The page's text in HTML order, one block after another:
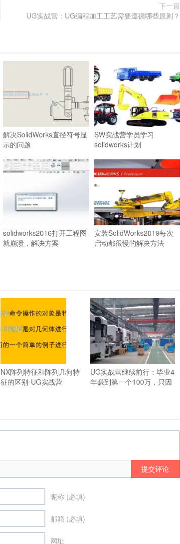
下一篇
UG实战营：UG编程加工工艺需要遵循哪些原则？
解决SolidWorks直径符号显
示的问题
SW实战营学员学习
solidworks计划
solidworks2016打开工程图
就崩溃，解决方案
安装SolidWorks2019每次
启动都很慢的解决方法
NX阵列特征和阵列几何特
征的区别-UG实战营
UG实战营继续前行：毕业4
年赚到第一个100万，只因
提交评论
昵称 (必填)
邮箱 (必填)
网址